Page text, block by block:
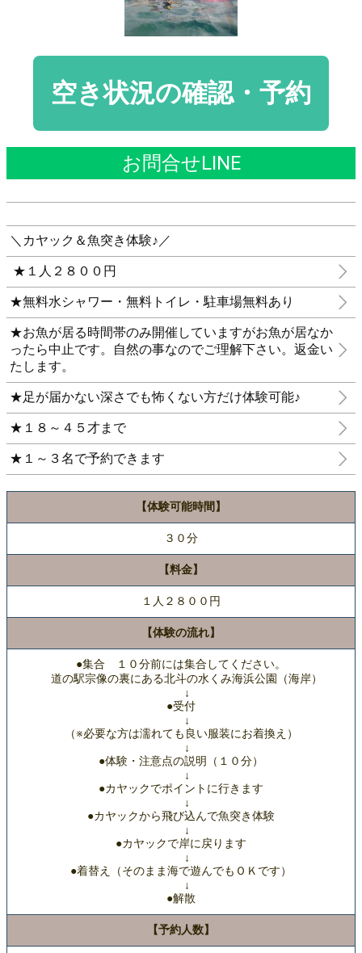
空き状況の確認・予約
お問合せLINE
＼カヤック＆魚突き体験♪／
★１人２８００円
★無料水シャワー・無料トイレ・駐車場無料あり
★お魚が居る時間帯のみ開催していますがお魚が居なか
ったら中止です。自然の事なのでご理解下さい。返金い
たします。
★足が届かない深さでも怖くない方だけ体験可能♪
★１８～４５才まで
★１～３名で予約できます
【体験可能時間】
３０分
【料金】
１人２８００円
【体験の流れ】
●集合 １０分前には集合してください。
道の駅宗像の裏にある北斗の水くみ海浜公園（海岸）
↓
●受付
↓
（※必要な方は濡れても良い服装にお着換え）
↓
●体験・注意点の説明（１０分）
↓
●カヤックでポイントに行きます
↓
●カヤックから飛び込んで魚突き体験
↓
●カヤックで岸に戻ります
↓
●着替え（そのまま海で遊んでもＯＫです）
↓
●解散
【予約人数】